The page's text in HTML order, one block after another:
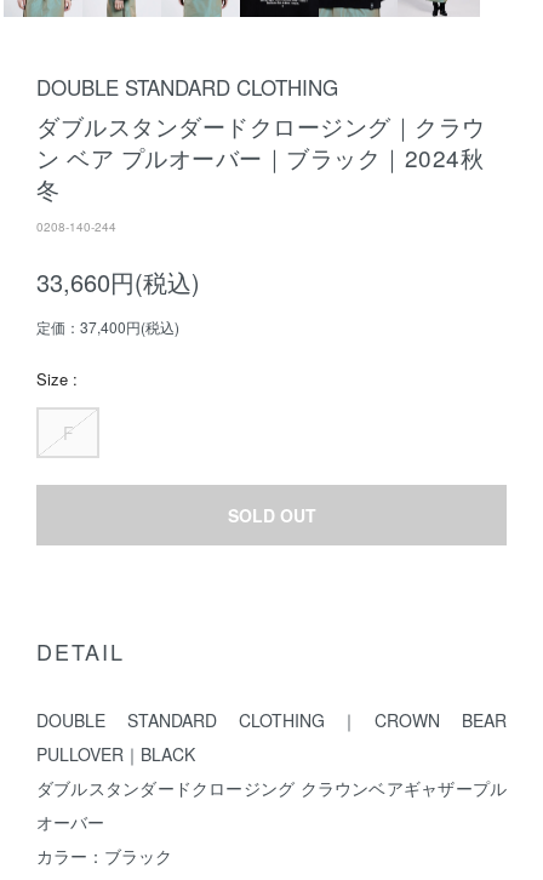
DOUBLE STANDARD CLOTHING
ダブルスタンダードクロージング｜クラウ
ン ベア プルオーバー｜ブラック｜2024秋
冬
0208-140-244
33,660円(税込)
定価：37,400円(税込)
Size :
F
SOLD OUT
DETAIL
DOUBLE STANDARD CLOTHING｜CROWN BEAR
PULLOVER｜BLACK
ダブルスタンダードクロージング クラウンベアギャザープル
オーバー
カラー：ブラック